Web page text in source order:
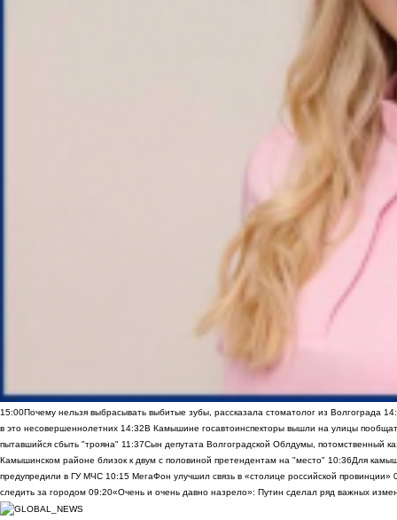
15:00Почему нельзя выбрасывать выбитые зубы, рассказала стоматолог из Волгограда
в это несовершеннолетних 14:32В Камышине госавтоинспекторы вышли на улицы
пытавшийся сбыть "трояна" 11:37Сын депутата Волгоградской Облдумы, потомственный
Камышинском районе близок к двум с половиной претендентам на "место" 10:36Для
предупредили в ГУ МЧС 10:15 МегаФон улучшил связь в «столице российской провинции»
следить за городом 09:20«Очень и очень давно назрело»: Путин сделал ряд важных